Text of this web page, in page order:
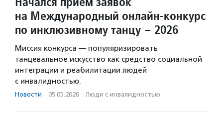
на Международный онлайн-конкурс
по инклюзивному танцу – 2026
Миссия конкурса — популяризировать
танцевальное искусство как средство социальной
интеграции и реабилитации людей
с инвалидностью.
Новости · 05.05.2026 · Люди с инвалидностью